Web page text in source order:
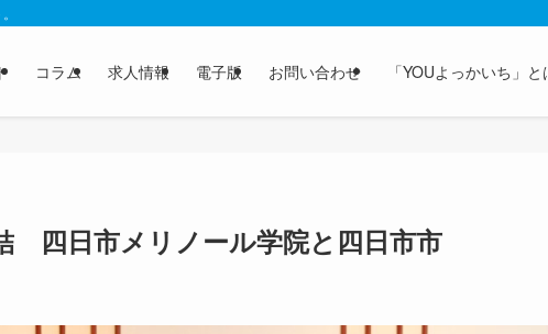
コラム 求人情報 電子版 お問い合わせ 「YOUよっかいち」と
四日市メリノール学院と四日市市